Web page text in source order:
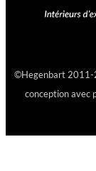
©Hegenbart2011-
conception avec